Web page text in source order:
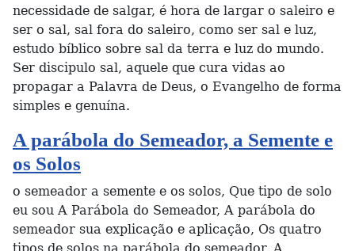
necessidade de salgar, é hora de largar o saleiro e
ser o sal, sal fora do saleiro, como ser sal e luz,
estudo bíblico sobre sal da terra e luz do mundo.
Ser discipulo sal, aquele que cura vidas ao
propagar a Palavra de Deus, o Evangelho de forma
simples e genuína.
A parábola do Semeador, a Semente e
os Solos
o semeador a semente e os solos, Que tipo de solo
eu sou A Parábola do Semeador, A parábola do
semeador sua explicação e aplicação, Os quatro